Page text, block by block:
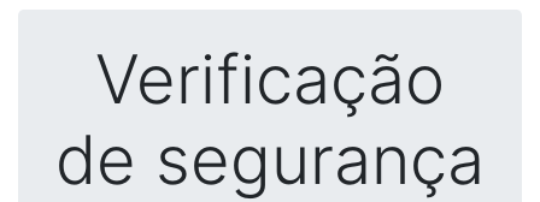
Verificação
de segurança